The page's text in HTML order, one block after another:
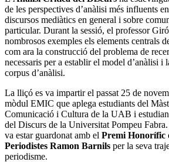
de les perspectives d’anàlisi més influents
discursos mediàtics en general i sobre
particular. Durant la sessió, el professor
nombrosos exemples els elements centrals
com ara la construcció del problema de
necessaris per a establir el model d’anàlisi i
corpus d’anàlisi.
La lliçó es va impartir el passat 25 de
mòdul EMIC que aplega estudiants del
Comunicació i Cultura de la UAB i
del Discurs de la Universitat Pompeu
va estar guardonat amb el Premi Honorífic
Periodistes Ramon Barnils per la seva
periodisme.